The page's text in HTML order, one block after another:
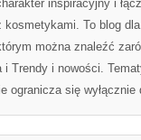
inspiracyjny i
kosmetykami. To blog
można znaleźć
i Trendy i nowości.
ogranicza się